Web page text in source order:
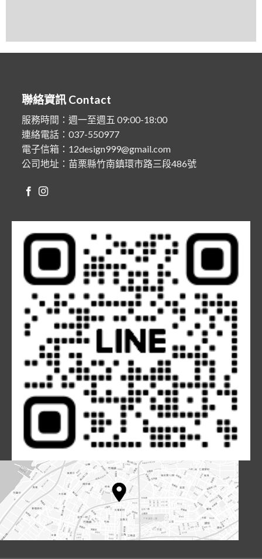
聯絡資訊 Contact
服務時間：週一至週五 09:00-18:00
連絡電話：037-550977
電子信箱：12design999@gmail.com
公司地址：苗栗縣竹南鎮環市路三段486號